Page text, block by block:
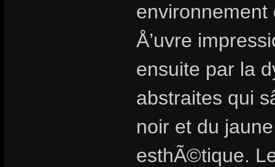
Å’uvre
ensuite par la
abstraites qui
noir et du
esthÃ©tique.